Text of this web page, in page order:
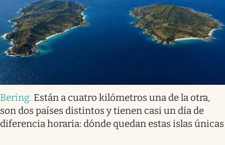
Bering. Están a cuatro kilómetros una de la otra,
son dos países distintos y tienen casi un día de
diferencia horaria: dónde quedan estas islas únicas